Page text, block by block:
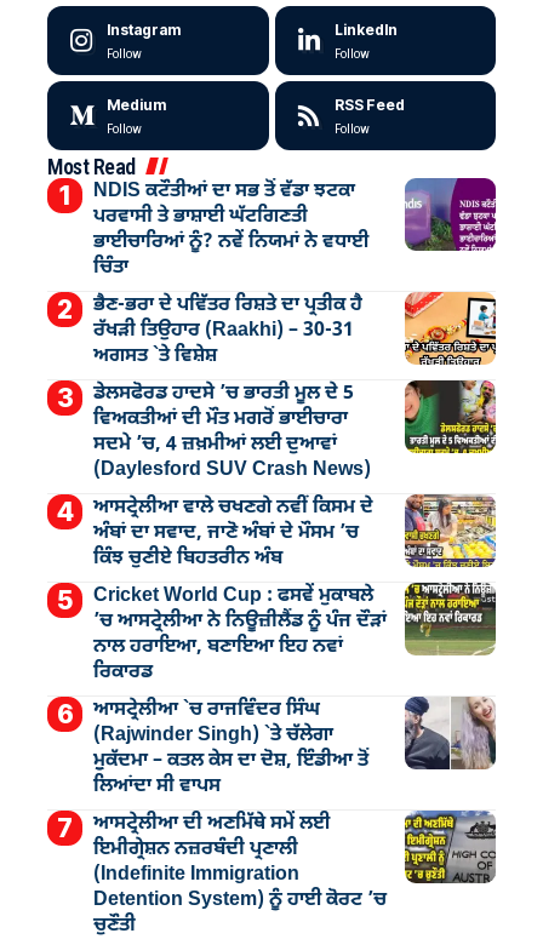
Instagram
Follow
LinkedIn
Follow
Medium
Follow
RSS Feed
Follow
Most Read
NDIS ਕਟੌਤੀਆਂ ਦਾ ਸਭ ਤੋਂ ਵੱਡਾ ਝਟਕਾ
ਪਰਵਾਸੀ ਤੇ ਭਾਸ਼ਾਈ ਘੱਟਗਿਣਤੀ
ਭਾਈਚਾਰਿਆਂ ਨੂੰ? ਨਵੇਂ ਨਿਯਮਾਂ ਨੇ ਵਧਾਈ
ਚਿੰਤਾ
ਭੈਣ-ਭਰਾ ਦੇ ਪਵਿੱਤਰ ਰਿਸ਼ਤੇ ਦਾ ਪ੍ਰਤੀਕ ਹੈ
ਰੱਖੜੀ ਤਿਉਹਾਰ (Raakhi) – 30-31
ਅਗਸਤ `ਤੇ ਵਿਸ਼ੇਸ਼
ਡੇਲਸਫੋਰਡ ਹਾਦਸੇ ’ਚ ਭਾਰਤੀ ਮੂਲ ਦੇ 5
ਵਿਅਕਤੀਆਂ ਦੀ ਮੌਤ ਮਗਰੋਂ ਭਾਈਚਾਰਾ
ਸਦਮੇ ’ਚ, 4 ਜ਼ਖ਼ਮੀਆਂ ਲਈ ਦੁਆਵਾਂ
(Daylesford SUV Crash News)
ਆਸਟ੍ਰੇਲੀਆ ਵਾਲੇ ਚਖਣਗੇ ਨਵੀਂ ਕਿਸਮ ਦੇ
ਅੰਬਾਂ ਦਾ ਸਵਾਦ, ਜਾਣੋ ਅੰਬਾਂ ਦੇ ਮੌਸਮ ’ਚ
ਕਿੰਝ ਚੁਣੀਏ ਬਿਹਤਰੀਨ ਅੰਬ
Cricket World Cup : ਫਸਵੇਂ ਮੁਕਾਬਲੇ
’ਚ ਆਸਟ੍ਰੇਲੀਆ ਨੇ ਨਿਊਜ਼ੀਲੈਂਡ ਨੂੰ ਪੰਜ ਦੌੜਾਂ
ਨਾਲ ਹਰਾਇਆ, ਬਣਾਇਆ ਇਹ ਨਵਾਂ
ਰਿਕਾਰਡ
ਆਸਟ੍ਰੇਲੀਆ `ਚ ਰਾਜਵਿੰਦਰ ਸਿੰਘ
(Rajwinder Singh) `ਤੇ ਚੱਲੇਗਾ
ਮੁੁਕੱਦਮਾ – ਕਤਲ ਕੇਸ ਦਾ ਦੋਸ਼, ਇੰਡੀਆ ਤੋਂ
ਲਿਆਂਦਾ ਸੀ ਵਾਪਸ
ਆਸਟ੍ਰੇਲੀਆ ਦੀ ਅਣਮਿੱਥੇ ਸਮੇਂ ਲਈ
ਇਮੀਗ੍ਰੇਸ਼ਨ ਨਜ਼ਰਬੰਦੀ ਪ੍ਰਣਾਲੀ
(Indefinite Immigration
Detention System) ਨੂੰ ਹਾਈ ਕੋਰਟ ’ਚ
ਚੁਣੌਤੀ